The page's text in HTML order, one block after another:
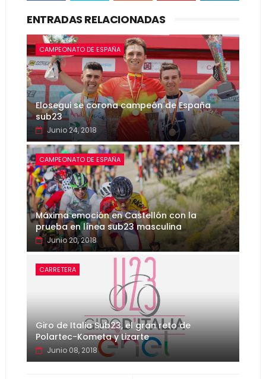
ENTRADAS RELACIONADAS
CAMPEONATO DE ESPAÑA
Elosegui se corona campeón de España
sub23
Junio 24, 2018
CAMPEONATO DE ESPAÑA
Máxima emoción en Castellón con la
prueba en línea sub23 masculina
Junio 20, 2018
CARRETERA
Giro de Italia Sub23, el gran reto de
Polartec-Kometa y Lizarte
Junio 08, 2018